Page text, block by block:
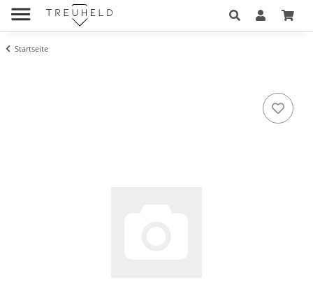
Startseite